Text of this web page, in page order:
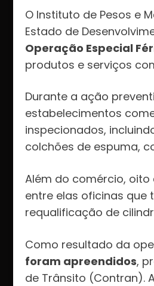
O Instituto de Pesos e
Estado de
Operação Especial
produtos e serviços
Durante a ação
estabelecimentos
inspecionados,
colchões de espuma,
Além do comércio,
entre elas oficinas que
requalificação de
Como resultado da
foram apreendidos,
de Trânsito (Contran).